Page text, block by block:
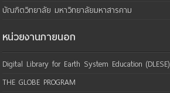
บัณฑิตวิทยาลัย มหาวิทยาลัยมหาสารคาม
หน่วยงานภายนอก
Digital Library for Earth System Education (DLESE)
THE GLOBE PROGRAM